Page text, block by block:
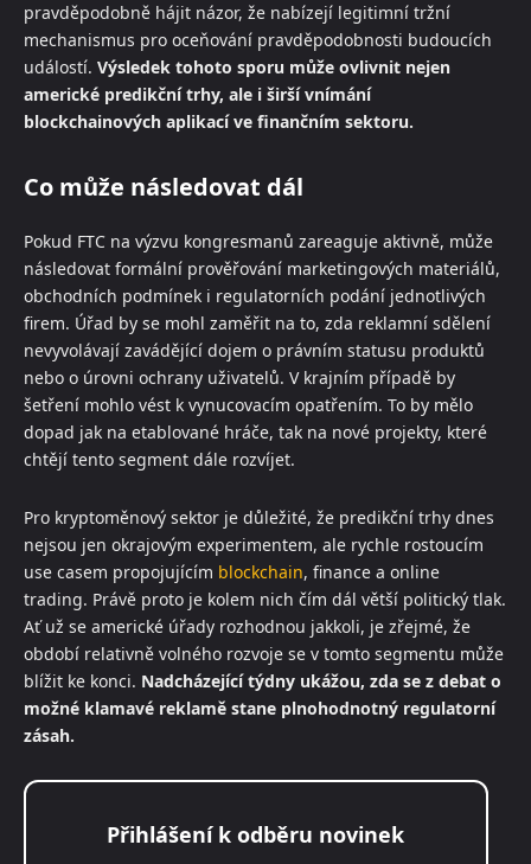
pravděpodobně hájit názor, že nabízejí legitimní tržní
mechanismus pro oceňování pravděpodobnosti budoucích
událostí. Výsledek tohoto sporu může ovlivnit nejen
americké predikční trhy, ale i širší vnímání
blockchainových aplikací ve finančním sektoru.
Co může následovat dál
Pokud FTC na výzvu kongresmanů zareaguje aktivně, může
následovat formální prověřování marketingových materiálů,
obchodních podmínek i regulatorních podání jednotlivých
firem. Úřad by se mohl zaměřit na to, zda reklamní sdělení
nevyvolávají zavádějící dojem o právním statusu produktů
nebo o úrovni ochrany uživatelů. V krajním případě by
šetření mohlo vést k vynucovacím opatřením. To by mělo
dopad jak na etablované hráče, tak na nové projekty, které
chtějí tento segment dále rozvíjet.
Pro kryptoměnový sektor je důležité, že predikční trhy dnes
nejsou jen okrajovým experimentem, ale rychle rostoucím
use casem propojujícím blockchain, finance a online
trading. Právě proto je kolem nich čím dál větší politický tlak.
Ať už se americké úřady rozhodnou jakkoli, je zřejmé, že
období relativně volného rozvoje se v tomto segmentu může
blížit ke konci. Nadcházející týdny ukážou, zda se z debat o
možné klamavé reklamě stane plnohodnotný regulatorní
zásah.
Přihlášení k odběru novinek